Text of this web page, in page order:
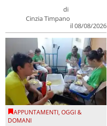
di
Cinzia Timpano
il 08/08/2026
APPUNTAMENTI,OGGI &
DOMANI